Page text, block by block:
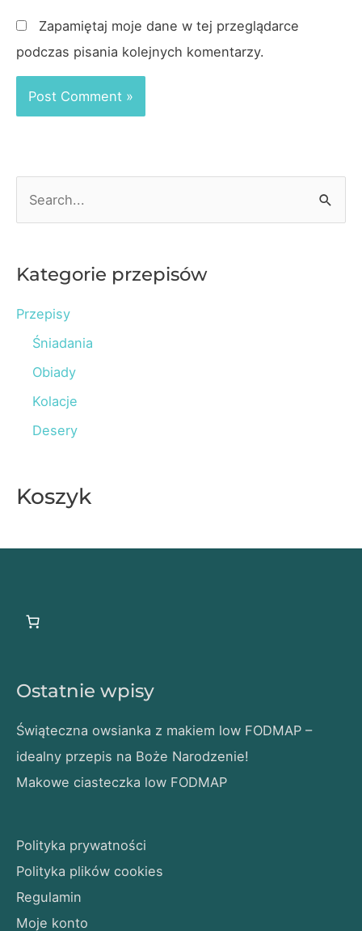
Zapamiętaj moje dane w tej przeglądarce
podczas pisania kolejnych komentarzy.
r
h
Kategorie przepisów
Przepisy
Śniadania
Obiady
Kolacje
Desery
Koszyk
Ostatnie wpisy
Świąteczna owsianka z makiem low FODMAP –
idealny przepis na Boże Narodzenie!
Makowe ciasteczka low FODMAP
Polityka prywatności
Polityka plików cookies
Regulamin
Moje konto